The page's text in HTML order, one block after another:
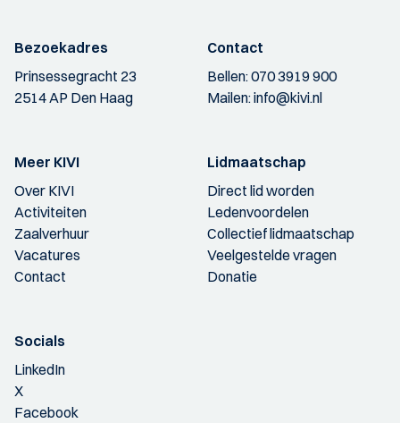
Bezoekadres
Prinsessegracht 23
2514 AP Den Haag
Contact
Bellen:070 3919 900
Mailen:info@kivi.nl
Meer KIVI
Over KIVI
Activiteiten
Zaalverhuur
Vacatures
Contact
Lidmaatschap
Direct lid worden
Ledenvoordelen
Collectief lidmaatschap
Veelgestelde vragen
Donatie
Socials
LinkedIn
X
Facebook